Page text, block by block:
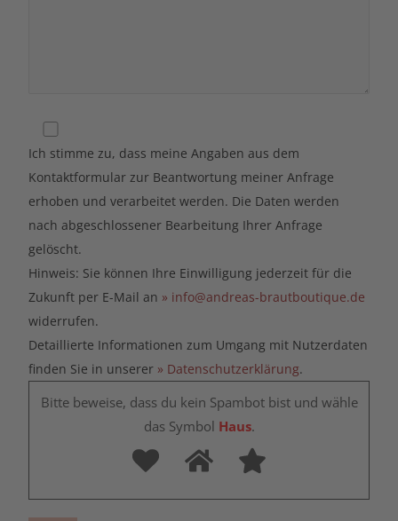
Ich stimme zu, dass meine Angaben aus dem
Kontaktformular zur Beantwortung meiner Anfrage
erhoben und verarbeitet werden. Die Daten werden
nach abgeschlossener Bearbeitung Ihrer Anfrage
gelöscht.
Hinweis: Sie können Ihre Einwilligung jederzeit für die
Zukunft per E-Mail an » info@andreas-brautboutique.de
widerrufen.
Detaillierte Informationen zum Umgang mit Nutzerdaten
finden Sie in unserer » Datenschutzerklärung.
Bitte beweise, dass du kein Spambot bist und wähle
das Symbol Haus.